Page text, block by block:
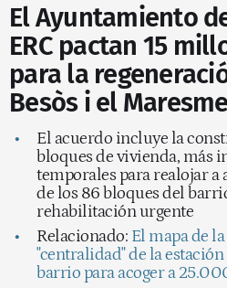
El Ayuntamiento
ERC pactan 15
para la
Besòs i el Maresme
El acuerdo incluye la
bloques de vivienda, más
temporales para realojar a
de los 86 bloques del
rehabilitación urgente
Relacionado: El mapa de
"centralidad" de la estación
barrio para acoger a